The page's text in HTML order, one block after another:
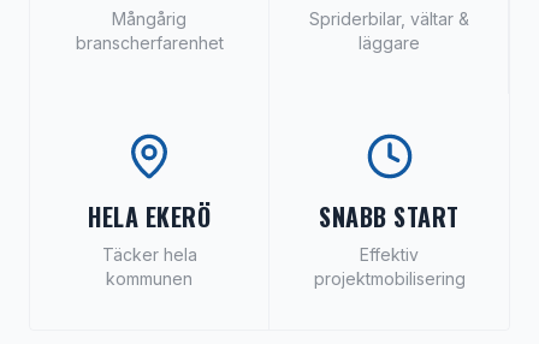
Mångårig
branscherfarenhet
Spriderbilar, vältar &
läggare
HELA EKERÖ
Täcker hela
kommunen
SNABB START
Effektiv
projektmobilisering